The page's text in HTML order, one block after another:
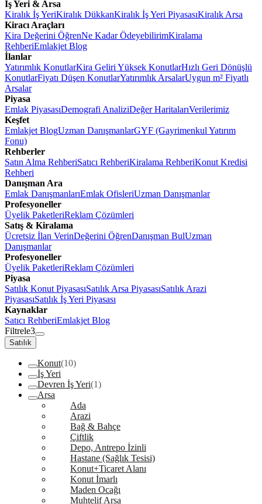
İş Yeri & Arsa
Kiralık İş YeriKiralık DükkanKiralık İş Yeri PiyasasıKiralık Arsa
Kiracı Araçları
Kira Değerini ÖğrenNe Kadar ÖdeyebilirimKiralama
RehberiEmlakjet Blog
İlanlar
Yatırımlık KonutlarKira Geliri Yüksek KonutlarHızlı Geri Dönüşlü
KonutlarFiyatı Düşen KonutlarYatırımlık ArsalarUygun m² Fiyatlı
Arsalar
Piyasa
Emlak PiyasasıDemografi AnaliziDeğer HaritalarıVerilerimiz
Keşfet
Emlakjet BlogUzman DanışmanlarGYF (Gayrimenkul Yatırım
Fonu)
Rehberler
Satın Alma RehberiSatıcı RehberiKiralama RehberiKonut Kredisi
Rehberi
Danışman Ara
Emlak DanışmanlarıEmlak OfisleriUzman Danışmanlar
Profesyoneller
Üyelik PaketleriReklam Çözümleri
Satış & Kiralama
Ücretsiz İlan VerinDeğerini ÖğrenDanışman BulUzman
Danışmanlar
Profesyoneller
Üyelik PaketleriReklam Çözümleri
Piyasa
Satılık Konut PiyasasıSatılık Arsa PiyasasıSatılık Arazi
PiyasasıSatılık İş Yeri Piyasası
Kaynaklar
Satıcı RehberiEmlakjet Blog
Filtrele3
Satılık
Konut(10)
İş Yeri
Devren İş Yeri(1)
Arsa
Ada
Arazi
Bağ & Bahçe
Çiftlik
Depo, Antrepo İzinli
Hastane (Sağlık Tesisi)
Konut+Ticaret Alanı
Konut İmarlı
Maden Ocağı
Muhtelif Arsa